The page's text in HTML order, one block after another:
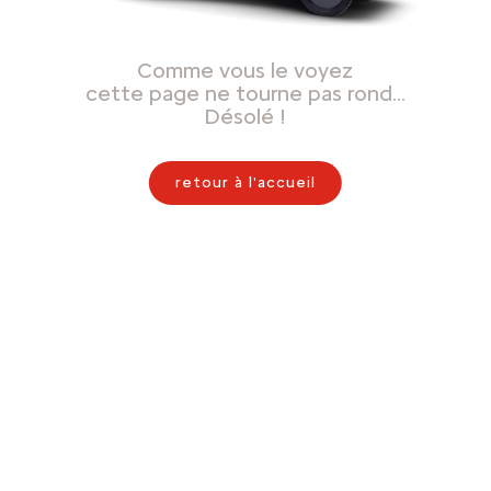
Comme vous le voyez
cette page ne tourne pas rond…
Désolé !
retour à l'accueil